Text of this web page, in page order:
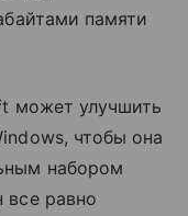
памяти
может улучшить
чтобы она
набором
равно